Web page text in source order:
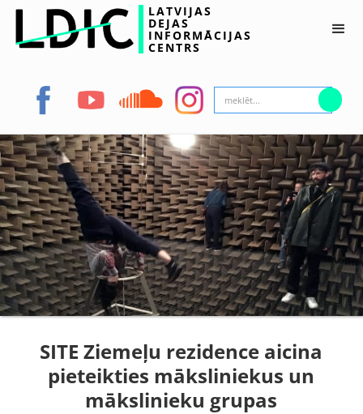
LATVIJAS
DEJAS
INFORMĀCIJAS
CENTRS
SITE Ziemeļu rezidence aicina
pieteikties māksliniekus un
mākslinieku grupas